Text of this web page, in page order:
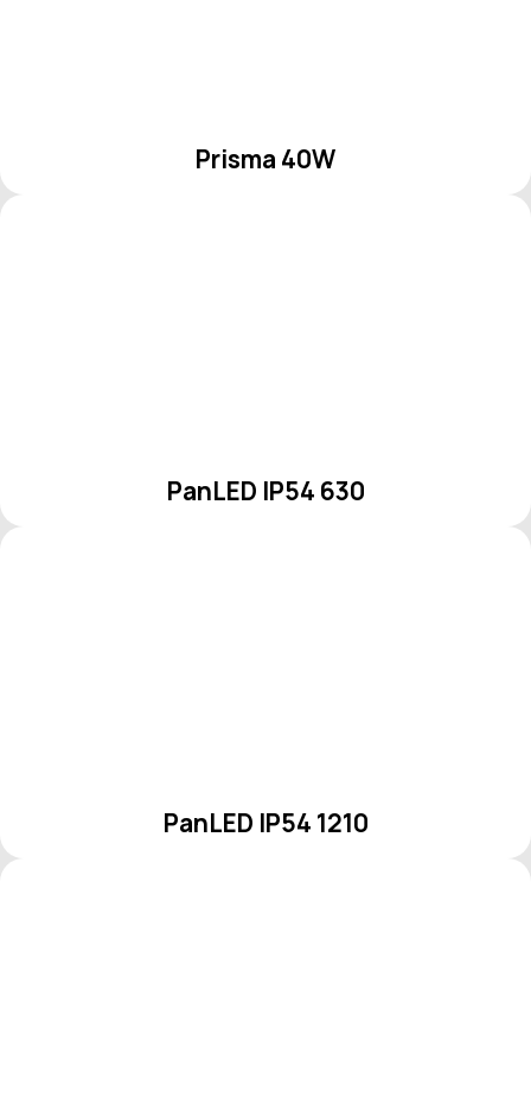
Prisma 40W
PanLED IP54 630
PanLED IP54 1210